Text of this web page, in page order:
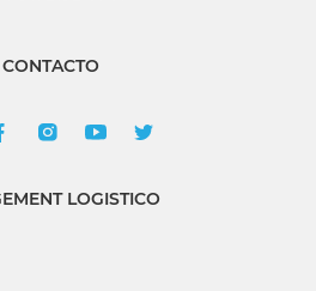
CONTACTO
LOGISTICO